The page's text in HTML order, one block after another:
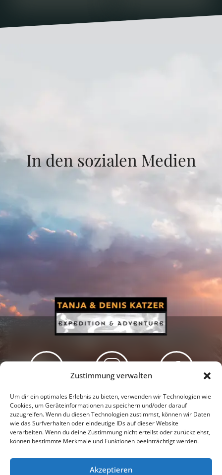
Zustimmung verwalten
Um dir ein optimales Erlebnis zu bieten, verwenden wir Technologien wie
Cookies, um Geräteinformationen zu speichern und/oder darauf
zuzugreifen. Wenn du diesen Technologien zustimmst, können wir Daten
wie das Surfverhalten oder eindeutige IDs auf dieser Website
verarbeiten. Wenn du deine Zustimmung nicht erteilst oder zurückziehst,
können bestimmte Merkmale und Funktionen beeinträchtigt werden.
Akzeptieren
In den sozialen Medien
Newsletter Podcast Facebook